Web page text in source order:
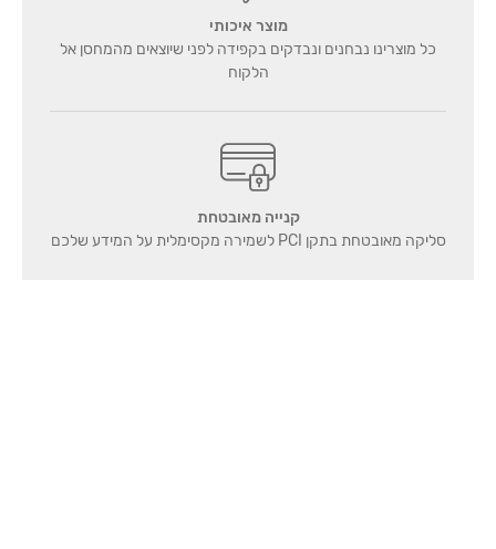
מוצר איכותי
כל מוצרינו נבחנים ונבדקים בקפידה לפני שיוצאים מהמחסן אל
הלקוח
קנייה מאובטחת
סליקה מאובטחת בתקן PCI לשמירה מקסימלית על המידע שלכם